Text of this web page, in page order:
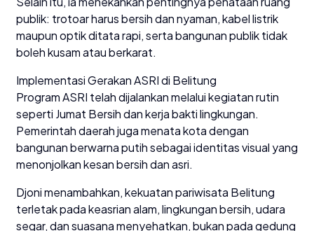
publik: trotoar harus bersih dan nyaman, kabel listrik
maupun optik ditata rapi, serta bangunan publik tidak
boleh kusam atau berkarat.
Implementasi Gerakan ASRI di Belitung
Program ASRI telah dijalankan melalui kegiatan rutin
seperti Jumat Bersih dan kerja bakti lingkungan.
Pemerintah daerah juga menata kota dengan
bangunan berwarna putih sebagai identitas visual yang
menonjolkan kesan bersih dan asri.
Djoni menambahkan, kekuatan pariwisata Belitung
terletak pada keasrian alam, lingkungan bersih, udara
segar, dan suasana menyehatkan, bukan pada gedung